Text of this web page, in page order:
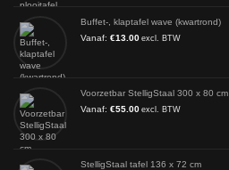
Buffet-, klaptafel wave (kwartrond)
Vanaf: €13.00 excl. BTW
Voorzetbar StelligStaal 300 x 80 cm
Vanaf: €55.00 excl. BTW
StelligStaal tafel 136 x 72 cm